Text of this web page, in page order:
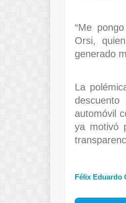
“Me
Orsi,
generado
La
automóvil
ya motivó
Félix Eduardo